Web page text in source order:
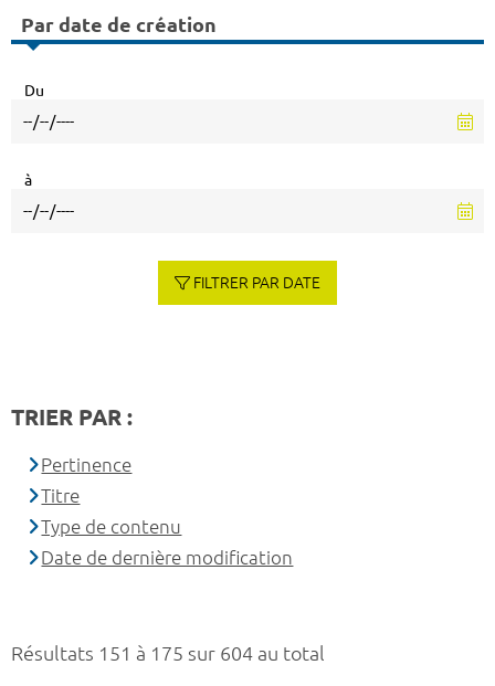
Résultats 151 à 175 sur 604 au total
Par date de création
Du
à
FILTRER PAR DATE
TRIER PAR :
Pertinence
Titre
Type de contenu
Date de dernière modification